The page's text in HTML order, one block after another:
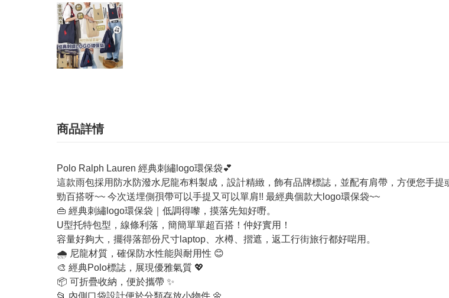
商品詳情
Polo Ralph Lauren 經典刺繡logo環保袋💕
這款雨包採用防水防潑水尼龍布料製成，設計精緻，飾有品牌標誌，並配有肩帶，方便您手提
勁百搭呀~~ 今次送埋側孭帶可以手提又可以單肩!! 最經典個款大logo環保袋~~
👜 經典刺繡logo環保袋｜低調得嚟，摸落先知好嘢。
U型托特包型，線條利落，簡簡單單超百搭！仲好實用！
容量好夠大，擺得落部份尺寸laptop、水樽、摺遮，返工行街旅行都好啱用。
🌧️ 尼龍材質，確保防水性能與耐用性 😊
🎨 經典Polo標誌，展現優雅氣質 💖
📦 可折疊收納，便於攜帶 ✨
📂 內側口袋設計便於分類存放小物件 🌼